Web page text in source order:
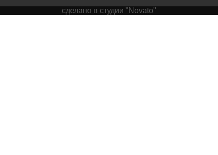
сделано в студии "Novato"